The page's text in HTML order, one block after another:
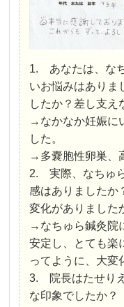
1. あなたは、な
いお悩みはありま
したか？差し支え
→なかなか妊娠に
した。
→多嚢胞性卵巣、
2. 実際、なちゅ
感はありましたか
変化がありました
→なちゅら鍼灸院
安定し、とても楽
ってように、大変
3. 院長はたせり
な印象でしたか？